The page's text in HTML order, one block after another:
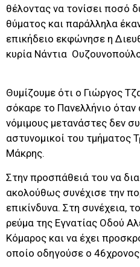
θέλοντας να τονίσει ποσό
θύματος και παράλληλα
επικήδειο εκφώνησε η
κυρία Νάντια
Θυμίζουμε ότι ο Γιώργος
σόκαρε το Πανελλήνιο
νόμιμους μετανάστες δεν
αστυνομικοί του τμήματος
Μάκρης.
Στην προσπάθειά του να
ακολούθως συνέχισε την
επικίνδυνα. Στη συνέχεια,
ρεύμα της Εγνατίας Οδού
Κόμαρος και να έχει
οποίο οδηγούσε ο